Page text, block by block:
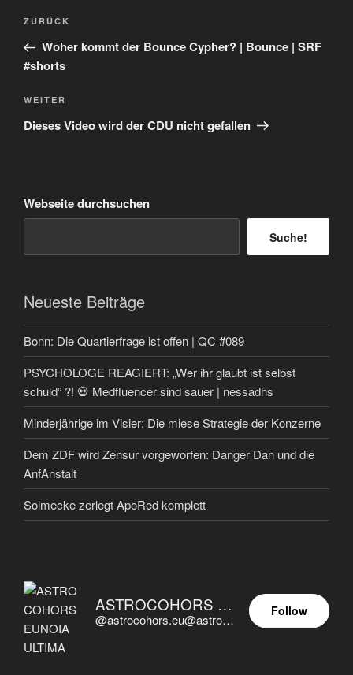
Beitragsnavigation
Vorheriger
Beitrag
ZURÜCK
Woher kommt der Bounce Cypher? | Bounce | SRF
#shorts
Nächster
Beitrag
WEITER
Dieses Video wird der CDU nicht gefallen
Webseite durchsuchen
Suche!
Neueste Beiträge
Bonn: Die Quartierfrage ist offen | QC #089
PSYCHOLOGE REAGIERT: „Wer ihr glaubt ist selbst
schuld” ?! 💀 Medfluencer sind sauer | nessadhs
Minderjährige im Visier: Die miese Strategie der Konzerne
Dem ZDF wird Zensur vorgeworfen: Danger Dan und die
AnfAnstalt
Solmecke zerlegt ApoRed komplett
ASTROCOHORS EUNOIA ULTIMA
@astrocohors.eu@astrocohors.eu
Follow